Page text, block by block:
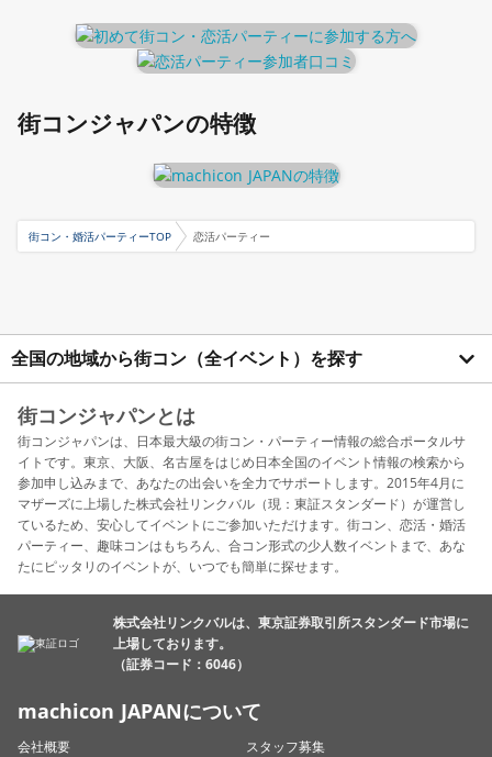
街コンジャパンの特徴
街コン・婚活パーティーTOP 恋活パーティー
全国の地域から街コン（全イベント）を探す
街コンジャパンとは
街コンジャパンは、日本最大級の街コン・パーティー情報の総合ポータルサ
イトです。東京、大阪、名古屋をはじめ日本全国のイベント情報の検索から
参加申し込みまで、あなたの出会いを全力でサポートします。2015年4月に
マザーズに上場した株式会社リンクバル（現：東証スタンダード）が運営し
ているため、安心してイベントにご参加いただけます。街コン、恋活・婚活
パーティー、趣味コンはもちろん、合コン形式の少人数イベントまで、あな
たにピッタリのイベントが、いつでも簡単に探せます。
株式会社リンクバルは、東京証券取引所スタンダード市場に
上場しております。
（証券コード：6046）
machicon JAPANについて
会社概要
スタッフ募集